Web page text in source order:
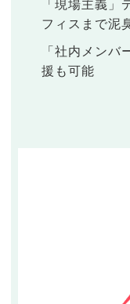
「現場主義」
フィスまで泥
「社内メンバ
援も可能